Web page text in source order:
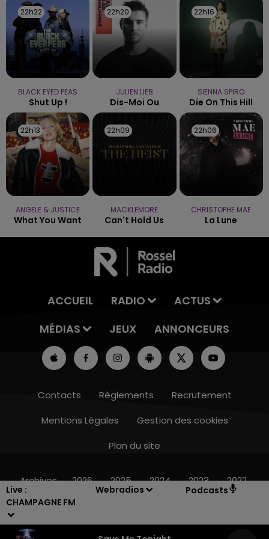
Live :
CHAMPAGNE FM
Webradios Podcasts
22h22
22h22
BLACK EYED PEAS
Shut Up !
22h20
22h20
JULIEN LIEB
Dis-Moi Ou
22h16
22h16
SIENNA SPIRO
Die On This Hill
22h13
22h13
ANGELE & JUSTICE
What You Want
22h09
22h09
MACKLEMORE
Can't Hold Us
22h06
22h06
CHRISTOPHE MAE
La Lune
ACCUEIL RADIO
ACTUS
MÉDIAS
JEUX ANNONCEURS
Contacts Règlements
Recrutement
Mentions Légales
Gestion des cookies
Plan du site
Archives 2026 2025 2024 2023 2022